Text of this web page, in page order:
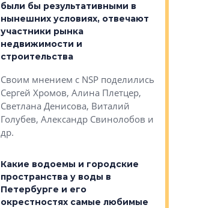
были бы результативными в
нынешних условиях, отвечают
участники рынка
недвижимости и
строительства
Своим мнением с NSP поделились
Сергей Хромов, Алина Плетцер,
Светлана Денисова, Виталий
Голубев, Александр Свинолобов и
др.
Какие водоемы и городские
пространства у воды в
Петербурге и его
окрестностях самые любимые